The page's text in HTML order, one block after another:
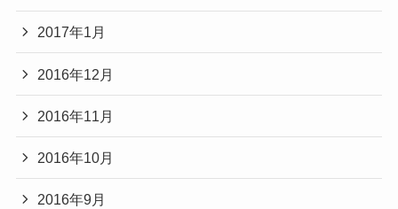
2017年1月
2016年12月
2016年11月
2016年10月
2016年9月